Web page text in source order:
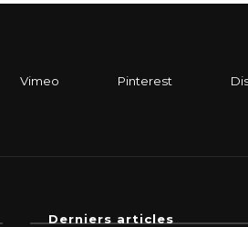
Derniers articles